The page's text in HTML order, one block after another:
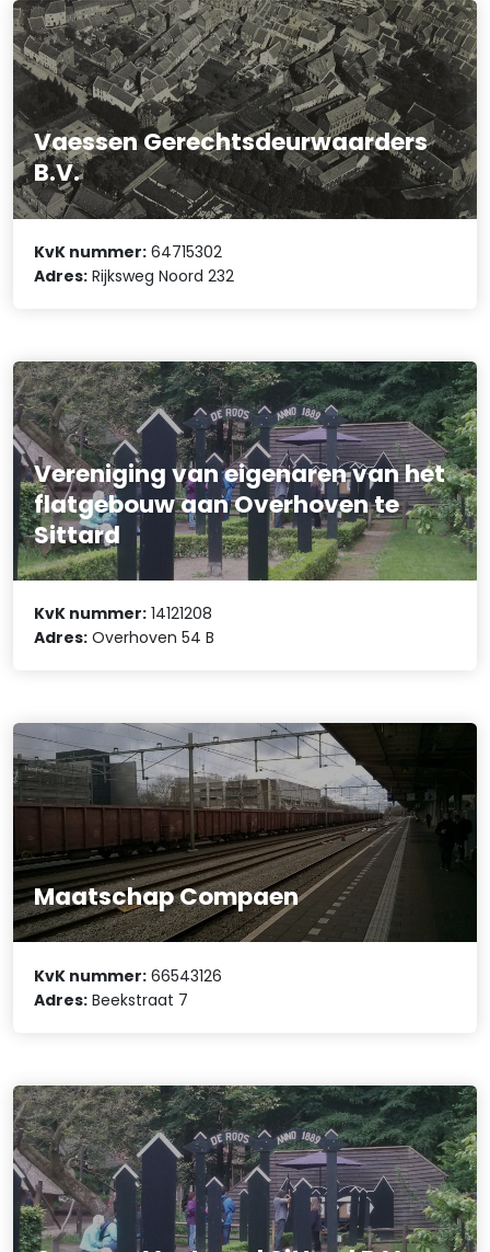
Vaessen Gerechtsdeurwaarders
B.V.
KvK nummer: 64715302
Adres: Rijksweg Noord 232
Vereniging van eigenaren van het
flatgebouw aan Overhoven te
Sittard
KvK nummer: 14121208
Adres: Overhoven 54 B
Maatschap Compaen
KvK nummer: 66543126
Adres: Beekstraat 7